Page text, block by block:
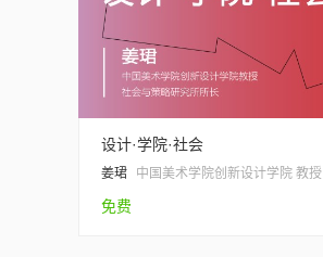
设计·学院·社会
姜珺 中国美术学院创新设计学院 教授
免费